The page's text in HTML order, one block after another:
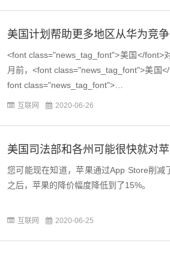
美国计划帮助更多地区从华为竞
<font class="news_tag_font">美国</font>
月前，<font class="news_tag_font">美国
font class="news_tag_font">…
互联网 2020-06-26
美国司法部和各州可能很快就对
您可能现在知道，苹果通过App Store削
之后，苹果的降价幅度降低到了15%。
互联网 2020-06-25